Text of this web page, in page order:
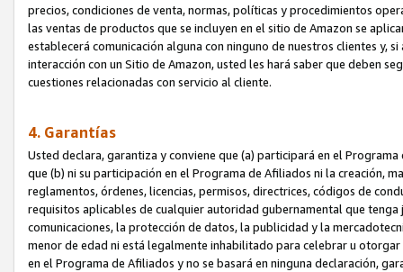
precios, condiciones de venta, normas, políticas y procedimientos
las ventas de productos que se incluyen en el sitio de Amazon se
establecerá comunicación alguna con ninguno de nuestros clientes y,
interacción con un Sitio de Amazon, usted les hará saber que deben
cuestiones relacionadas con servicio al cliente.
4. Garantías
Usted declara, garantiza y conviene que (a) participará en el
que (b) ni su participación en el Programa de Afiliados ni la creación,
reglamentos, órdenes, licencias, permisos, directrices, códigos de
requisitos aplicables de cualquier autoridad gubernamental que
comunicaciones, la protección de datos, la publicidad y la
menor de edad ni está legalmente inhabilitado para celebrar u
en el Programa de Afiliados y no se basará en ninguna declaración,